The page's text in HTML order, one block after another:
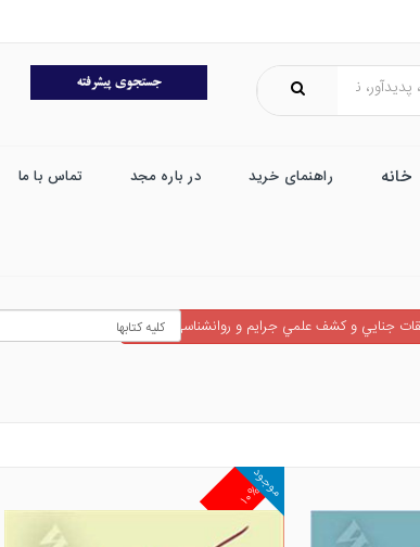
خانه راهنمای خرید در باره مجد تماس با ما
جنايي و كشف علمي جرايم و روانشناسي جنايي
۱۰%
موجود